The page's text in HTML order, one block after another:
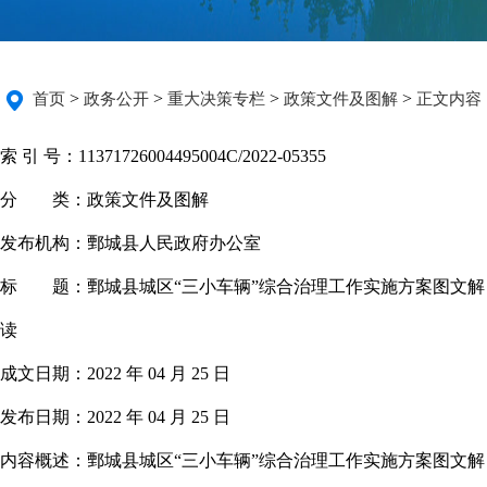
首页 > 政务公开 > 重大决策专栏 > 政策文件及图解 > 正文内容
索 引 号： 11371726004495004C/2022-05355
分 类： 政策文件及图解
发布机构： 鄄城县人民政府办公室
标 题： 鄄城县城区“三小车辆”综合治理工作实施方案图文解
读
成文日期： 2022 年 04 月 25 日
发布日期： 2022 年 04 月 25 日
内容概述： 鄄城县城区“三小车辆”综合治理工作实施方案图文解